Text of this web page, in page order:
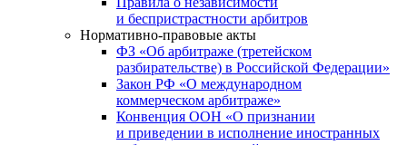
и беспристрастности арбитров
Нормативно-правовые акты
ФЗ «Об арбитраже (третейском
разбирательстве) в Российской Федерации»
Закон РФ «О международном
коммерческом арбитраже»
Конвенция ООН «О признании
и приведении в исполнение иностранных